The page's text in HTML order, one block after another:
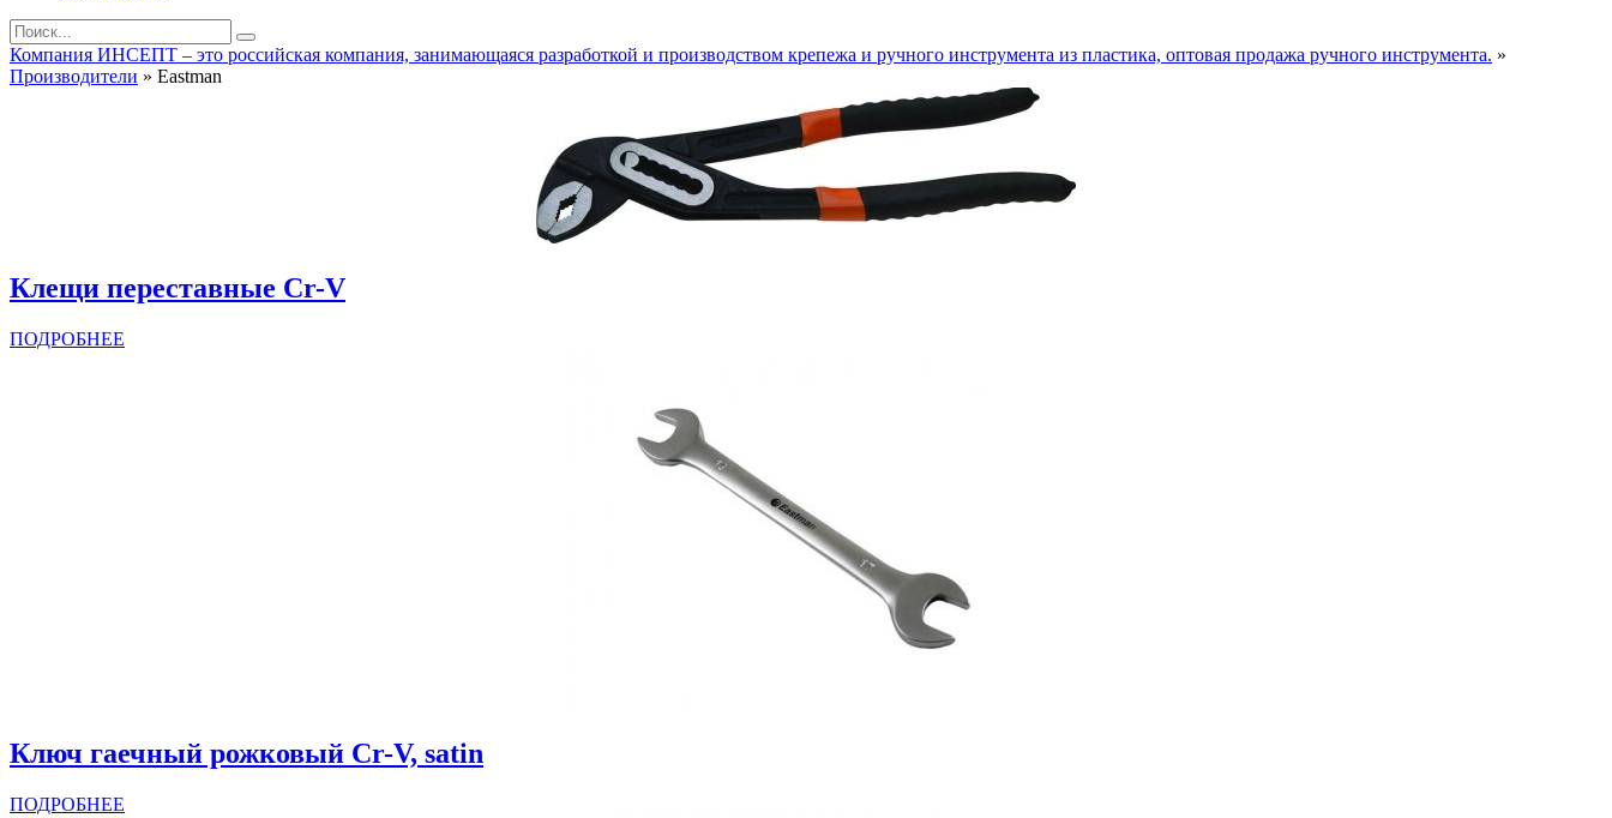
Компания ИНСЕПТ – это российская компания, занимающаяся разработкой и производством крепежа и ручного инструмента из пластика, оптовая продажа ручного инструмента. »
Производители » Eastman
Клещи переставные Cr-V
ПОДРОБНЕЕ
Ключ гаечный рожковый Cr-V, satin
ПОДРОБНЕЕ